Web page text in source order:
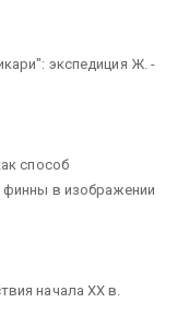
экспедиция Ж. -
способ
финны в изображении
начала ХХ в.